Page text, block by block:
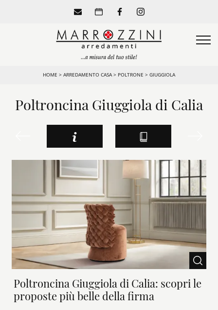
HOME > ARREDAMENTO CASA> POLTRONE > GIUGGIOLA
Poltroncina Giuggiola di Calia
Poltroncina Giuggiola di Calia: scopri le
proposte più belle della firma